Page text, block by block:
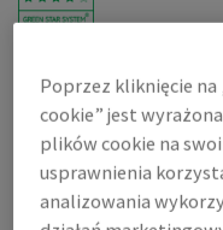
Ecco book, 73,5%, cream,
700mm x 1000mm, B1, LG,
ark.
Zobacz dane techniczne
Poprzez kliknięcie
cookie” jest
plików cookie na
usprawnienia
analizowania